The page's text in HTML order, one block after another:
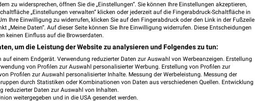
Filialen & Öffnungszeiten für Leonberg
und Prospekte für Ludwigsburg
zu widersprechen, öffnen Sie die „Einstellungen“. Sie können Ihre Einstellungen akzeptieren,
„Einstellungen verwalten“ klicken oder jederzeit auf die Fingerabdruck-Schaltfläche in
Ihre Einwilligung zu widerrufen, klicken Sie auf den Fingerabdruck oder den Link in der Fußzeile
„Meine Daten“. Auf dieser Seite können Sie Ihre Einwilligung widerrufen. Diese Entscheidungen
keinen Einfluss auf die Browserdaten.
um die Leistung der Website zu analysieren und Folgendes zu tun:
einem Endgerät. Verwendung reduzierter Daten zur Auswahl von Werbeanzeigen. Erstellung
von Profilen zur Auswahl personalisierter Werbung. Erstellung von Profilen zur
Profilen zur Auswahl personalisierter Inhalte. Messung der Werbeleistung. Messung der
durch Statistiken oder Kombinationen von Daten aus verschiedenen Quellen. Entwicklung
reduzierter Daten zur Auswahl von Inhalten.
weitergegeben und in die USA gesendet werden.